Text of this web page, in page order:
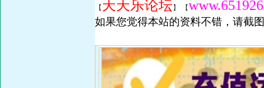
【 天天乐论坛】 【
如果您觉得本站的资料不错，请截